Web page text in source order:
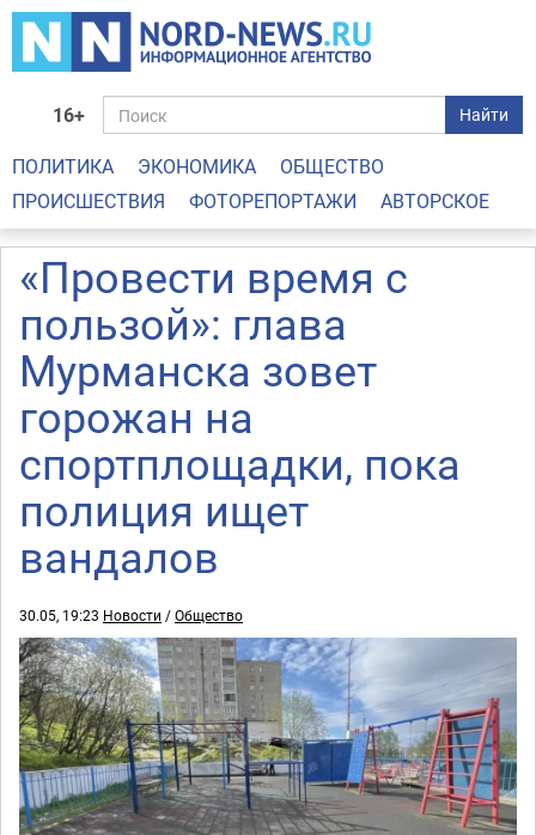
16+ Найти
ПОЛИТИКА ЭКОНОМИКА
ОБЩЕСТВО
ПРОИСШЕСТВИЯ
ФОТОРЕПОРТАЖИ АВТОРСКОЕ
«Провести время с
пользой»: глава
Мурманска зовет
горожан на
спортплощадки, пока
полиция ищет
вандалов
30.05, 19:23 Новости /Общество